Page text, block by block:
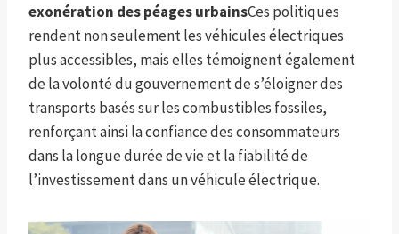
exonération des péages urbainsCes politiques
rendent non seulement les véhicules électriques
plus accessibles, mais elles témoignent également
de la volonté du gouvernement de s’éloigner des
transports basés sur les combustibles fossiles,
renforçant ainsi la confiance des consommateurs
dans la longue durée de vie et la fiabilité de
l’investissement dans un véhicule électrique.